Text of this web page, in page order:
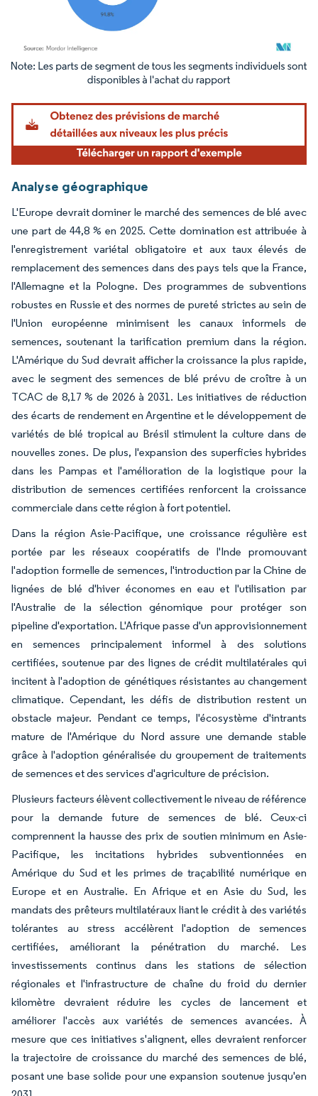
Image © Mordor Intelligence. La réutilisation nécessite une attribution sous CC BY
Analyse géographique
L'Europe devrait dominer le marché des semences de blé avec
une part de 44,8 % en 2025. Cette domination est attribuée à
l'enregistrement variétal obligatoire et aux taux élevés de
remplacement des semences dans des pays tels que la France,
l'Allemagne et la Pologne. Des programmes de subventions
robustes en Russie et des normes de pureté strictes au sein de
l'Union européenne minimisent les canaux informels de
semences, soutenant la tarification premium dans la région.
L'Amérique du Sud devrait afficher la croissance la plus rapide,
avec le segment des semences de blé prévu de croître à un
TCAC de 8,17 % de 2026 à 2031. Les initiatives de réduction
des écarts de rendement en Argentine et le développement de
variétés de blé tropical au Brésil stimulent la culture dans de
nouvelles zones. De plus, l'expansion des superficies hybrides
dans les Pampas et l'amélioration de la logistique pour la
distribution de semences certifiées renforcent la croissance
commerciale dans cette région à fort potentiel.
Dans la région Asie-Pacifique, une croissance régulière est
portée par les réseaux coopératifs de l'Inde promouvant
l'adoption formelle de semences, l'introduction par la Chine de
lignées de blé d'hiver économes en eau et l'utilisation par
l'Australie de la sélection génomique pour protéger son
pipeline d'exportation. L'Afrique passe d'un approvisionnement
en semences principalement informel à des solutions
certifiées, soutenue par des lignes de crédit multilatérales qui
incitent à l'adoption de génétiques résistantes au changement
climatique. Cependant, les défis de distribution restent un
obstacle majeur. Pendant ce temps, l'écosystème d'intrants
mature de l'Amérique du Nord assure une demande stable
grâce à l'adoption généralisée du groupement de traitements
de semences et des services d'agriculture de précision.
Plusieurs facteurs élèvent collectivement le niveau de référence
pour la demande future de semences de blé. Ceux-ci
comprennent la hausse des prix de soutien minimum en Asie-
Pacifique, les incitations hybrides subventionnées en
Amérique du Sud et les primes de traçabilité numérique en
Europe et en Australie. En Afrique et en Asie du Sud, les
mandats des prêteurs multilatéraux liant le crédit à des variétés
tolérantes au stress accélèrent l'adoption de semences
certifiées, améliorant la pénétration du marché. Les
investissements continus dans les stations de sélection
régionales et l'infrastructure de chaîne du froid du dernier
kilomètre devraient réduire les cycles de lancement et
améliorer l'accès aux variétés de semences avancées. À
mesure que ces initiatives s'alignent, elles devraient renforcer
la trajectoire de croissance du marché des semences de blé,
posant une base solide pour une expansion soutenue jusqu'en